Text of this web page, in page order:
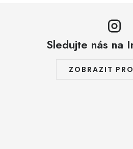
Sledujte nás na
ZOBRAZIT